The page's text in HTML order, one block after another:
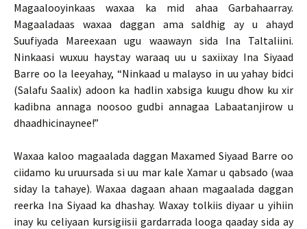
Magaalooyinkaas waxaa ka mid ahaa Garbahaarray.
Magaaladaas waxaa daggan ama saldhig ay u ahayd
Suufiyada Mareexaan ugu waawayn sida Ina Taltaliini.
Ninkaasi wuxuu haystay waraaq uu u saxiixay Ina Siyaad
Barre oo la leeyahay, “Ninkaad u malayso in uu yahay bidci
(Salafu Saalix) adoon ka hadlin xabsiga kuugu dhow ku xir
kadibna annaga noosoo gudbi annagaa Labaatanjirow u
dhaadhicinaynee!”
Waxaa kaloo magaalada daggan Maxamed Siyaad Barre oo
ciidamo ku uruursada si uu mar kale Xamar u qabsado (waa
siday la tahaye). Waxaa dagaan ahaan magaalada daggan
reerka Ina Siyaad ka dhashay. Waxay tolkiis diyaar u yihiin
inay ku celiyaan kursigiisii gardarrada looga qaaday sida ay